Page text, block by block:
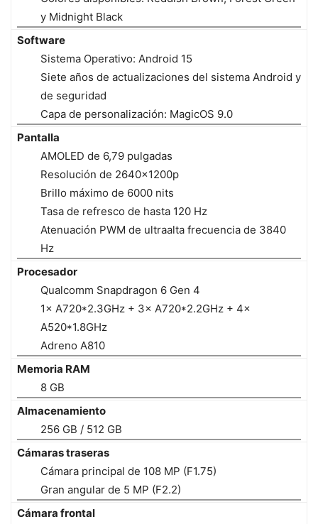
y Midnight Black
Software
Sistema Operativo: Android 15
Siete años de actualizaciones del sistema Android y
de seguridad
Capa de personalización: MagicOS 9.0
Pantalla
AMOLED de 6,79 pulgadas
Resolución de 2640x1200p
Brillo máximo de 6000 nits
Tasa de refresco de hasta 120 Hz
Atenuación PWM de ultraalta frecuencia de 3840
Hz
Procesador
Qualcomm Snapdragon 6 Gen 4
1× A720*2.3GHz + 3× A720*2.2GHz + 4×
A520*1.8GHz
Adreno A810
Memoria RAM
8 GB
Almacenamiento
256 GB / 512 GB
Cámaras traseras
Cámara principal de 108 MP (F1.75)
Gran angular de 5 MP (F2.2)
Cámara frontal